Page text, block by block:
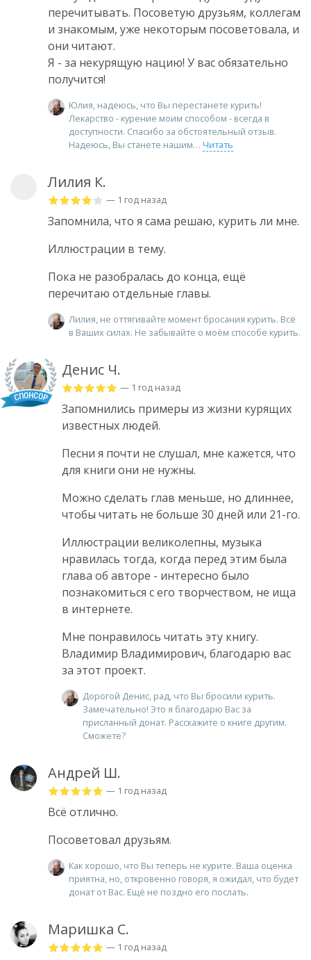
перечитывать. Посоветую друзьям, коллегам
и знакомым, уже некоторым посоветовала, и
они читают.
Я - за некурящую нацию! У вас обязательно
получится!
Юлия, надеюсь, что Вы перестанете курить!
Лекарство - курение моим способом - всегда в
доступности. Спасибо за обстоятельный отзыв.
Надеюсь, Вы станете нашим
Читать
Лилия К.
— 1 год назад
Запомнила, что я сама решаю, курить ли мне.
Иллюстрации в тему.
Пока не разобралась до конца, ещё
перечитаю отдельные главы.
Лилия, не оттягивайте момент бросания курить. Всё
в Ваших силах. Не забывайте о моём способе курить.
Денис Ч.
— 1 год назад
Запомнились примеры из жизни курящих
известных людей.
Песни я почти не слушал, мне кажется, что
для книги они не нужны.
Можно сделать глав меньше, но длиннее,
чтобы читать не больше 30 дней или 21-го.
Иллюстрации великолепны, музыка
нравилась тогда, когда перед этим была
глава об авторе - интересно было
познакомиться с его творчеством, не ища
в интернете.
Мне понравилось читать эту книгу.
Владимир Владимирович, благодарю вас
за этот проект.
Дорогой Денис, рад, что Вы бросили курить.
Замечательно! Это я благодарю Вас за
присланный донат. Расскажите о книге другим.
Сможете?
Андрей Ш.
— 1 год назад
Всё отлично.
Посоветовал друзьям.
Как хорошо, что Вы теперь не курите. Ваша оценка
приятна, но, откровенно говоря, я ожидал, что будет
донат от Вас. Ещё не поздно его послать.
Маришка С.
— 1 год назад